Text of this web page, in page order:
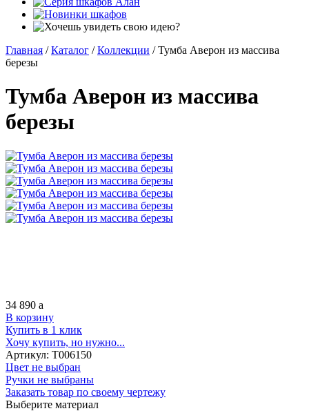
Главная / Каталог / Коллекции / Тумба Аверон из массива
березы
Тумба Аверон из массива
березы
34 890 a
В корзину
Купить в 1 клик
Хочу купить, но нужно...
Артикул: Т006150
Цвет не выбран
Ручки не выбраны
Заказать товар по своему чертежу
Выберите материал